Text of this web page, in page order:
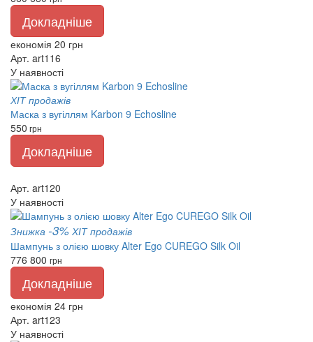
Докладніше
економія 20 грн
Арт. art116
У наявності
ХІТ продажів
Маска з вугіллям Karbon 9 Echosline
550 грн
Докладніше
Арт. art120
У наявності
Знижка -3% ХІТ продажів
Шампунь з олією шовку Alter Ego CUREGO Silk Oil
776 800 грн
Докладніше
економія 24 грн
Арт. art123
У наявності